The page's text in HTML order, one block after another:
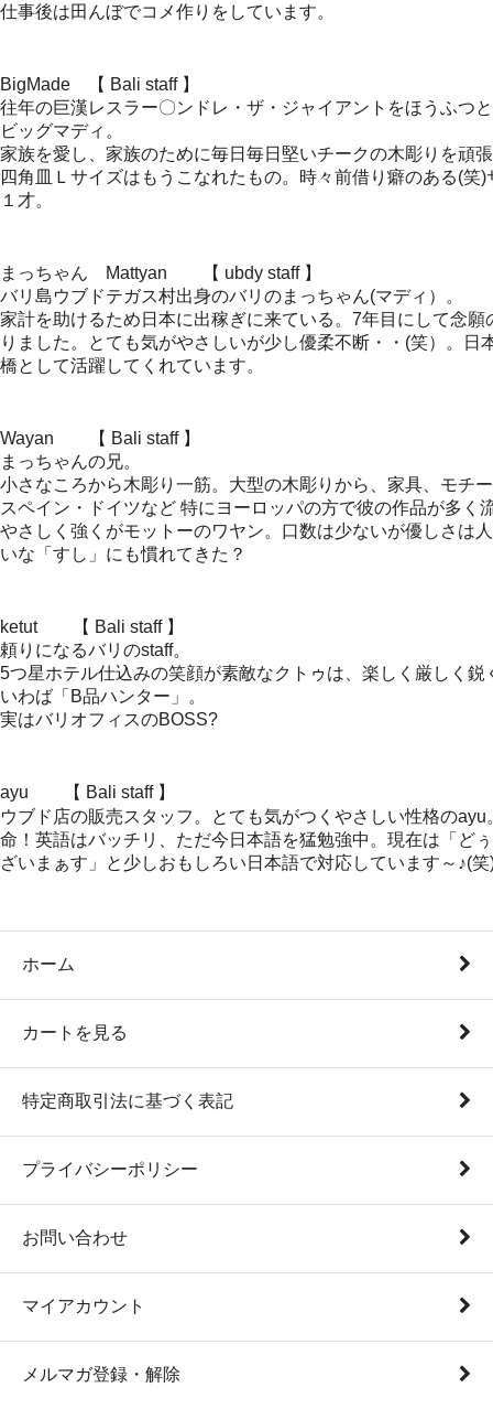
仕事後は田んぼでコメ作りをしています。
BigMade 【 Bali staff 】
往年の巨漢レスラー〇ンドレ・ザ・ジャイアントをほうふつ
ビッグマディ。
家族を愛し、家族のために毎日毎日堅いチークの木彫りを頑
四角皿Ｌサイズはもうこなれたもの。時々前借り癖のある(笑
１才。
まっちゃん Mattyan 【 ubdy staff 】
バリ島ウブドテガス村出身のバリのまっちゃん(マディ）。
家計を助けるため日本に出稼ぎに来ている。7年目にして念
りました。とても気がやさしいが少し優柔不断・・(笑）。日
橋として活躍してくれています。
Wayan 【 Bali staff 】
まっちゃんの兄。
小さなころから木彫り一筋。大型の木彫りから、家具、モチ
スペイン・ドイツなど 特にヨーロッパの方で彼の作品が多く
やさしく強くがモットーのワヤン。口数は少ないが優しさは
いな「すし」にも慣れてきた？
ketut 【 Bali staff 】
頼りになるバリのstaff。
5つ星ホテル仕込みの笑顔が素敵なクトゥは、楽しく厳しく
いわば「B品ハンター」。
実はバリオフィスのBOSS?
ayu 【 Bali staff 】
ウブド店の販売スタッフ。とても気がつくやさしい性格の
命！英語はバッチリ、ただ今日本語を猛勉強中。現在は「ど
ざいまぁす」と少しおもしろい日本語で対応しています～♪(笑
ホーム
カートを見る
特定商取引法に基づく表記
プライバシーポリシー
お問い合わせ
マイアカウント
メルマガ登録・解除